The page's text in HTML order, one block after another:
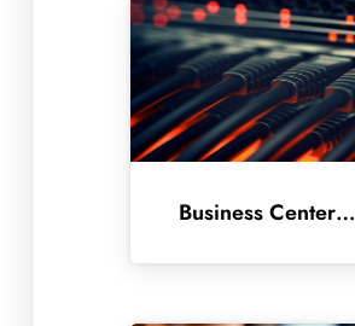
Business Center Protection